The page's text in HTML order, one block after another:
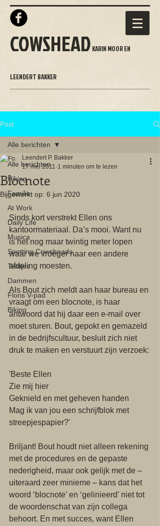
COWSHEAD KARIN MOOR EN
LEENDERT BAKKER
Post
Alle berichten
Hiking
Familie
At Work
Daily Life
Musica
Spotting Cowsheads
Tentjes
Dammen
Floris V-pad
Biking
Alle berichten
Blocnote
Leendert P. Bakker
17 mei 2011 1 minuten om te lezen
Bijgewerkt op: 6 jun 2020
Sinds kort verstrekt Ellen ons
kantoormateriaal. Da’s mooi. Want nu
is het nog maar twintig meter lopen
waar we vroeger naar een andere
afdeling moesten.
Als Bout zich meldt aan haar bureau en
vraagt om een blocnote, is haar
antwoord dat hij daar een e-mail over
moet sturen. Bout, gepokt en gemazeld
in de bedrijfscultuur, besluit zich niet
druk te maken en verstuurt zijn verzoek:
'Beste Ellen
Zie mij hier
Geknield en met geheven handen
Mag ik van jou een schrijfblok met
streepjespapier?'
Briljant! Bout houdt niet alleen rekening
met de procedures en de gepaste
nederigheid, maar ook gelijk met de –
uiteraard zeer minieme – kans dat het
woord ‘blocnote’ en ‘gelinieerd’ niet tot
de woordenschat van zijn collega
behoort. En met succes, want Ellen